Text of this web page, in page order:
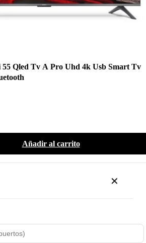
55 Qled Tv A Pro Uhd 4k Usb Smart Tv
Añadir al carrito
✕